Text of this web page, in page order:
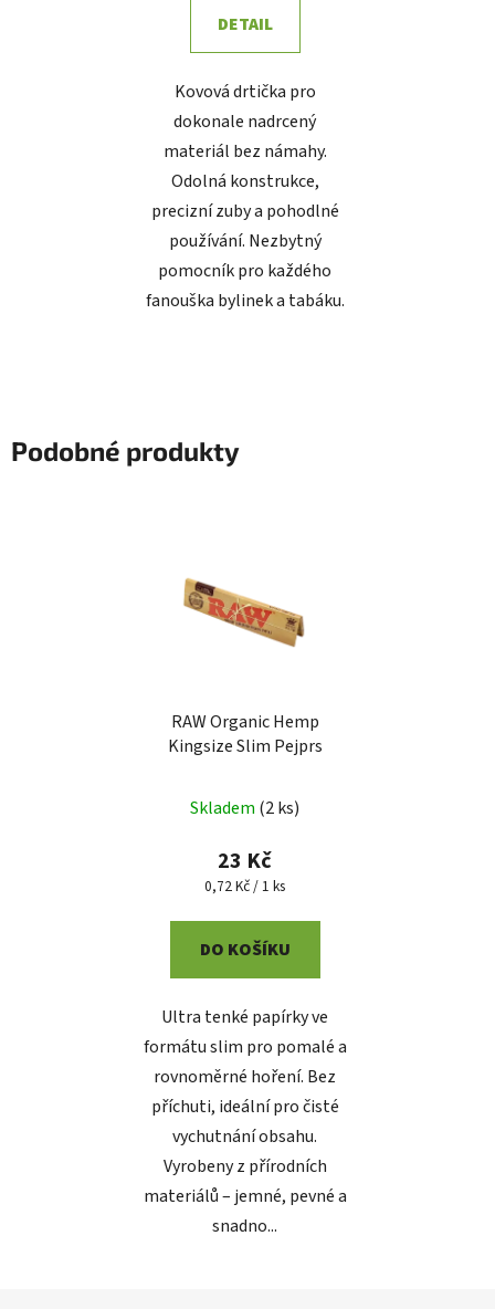
DETAIL
Kovová drtička pro
dokonale nadrcený
materiál bez námahy.
Odolná konstrukce,
precizní zuby a pohodlné
používání. Nezbytný
pomocník pro každého
fanouška bylinek a tabáku.
Podobné produkty
RAW Organic Hemp
Kingsize Slim Pejprs
Skladem (2 ks)
23 Kč
Měrná
0,72 Kč / 1 ks
DO KOŠÍKU
Ultra tenké papírky ve
formátu slim pro pomalé a
rovnoměrné hoření. Bez
příchuti, ideální pro čisté
vychutnání obsahu.
Vyrobeny z přírodních
materiálů – jemné, pevné a
snadno...
Powered by chaterimo